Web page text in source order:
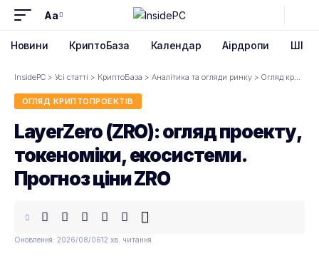
Font
Resizer
Aa
Новини КриптоБаза Календар Аірдропи ШІ
InsidePC > Усі статті > КриптоБаза > Аналітика та огляди ринку > Огляд криптопроектів
ОГЛЯД КРИПТОПРОЕКТІВ
LayerZero (ZRO): огляд проекту,
токеноміки, екосистеми.
Прогноз ціни ZRO
Оновлення: 2026/08/0612 хв. читання